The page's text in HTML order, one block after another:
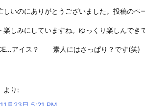
しいのにありがとうございました。投稿のペ
楽しみにしていますね。ゆっくり楽しんでき
アイス？ 素人にはさっぱり？です(笑)
より: